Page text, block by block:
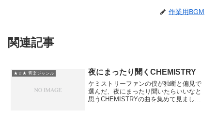
作業用BGM
関連記事
★☆★ 音楽ジャンル 夜にまったり聞くCHEMISTRY
ケミストリーファンの僕が独断と偏見で
選んだ、夜にまったり聞いたらいいなと
思うCHEMISTRYの曲を集めて見まし